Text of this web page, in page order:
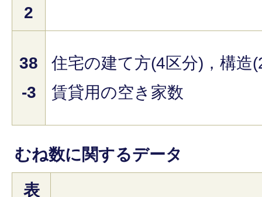
2
38
-3
住宅の建て方(4区分)，構造
賃貸用の空き家数
むね数に関するデータ
表